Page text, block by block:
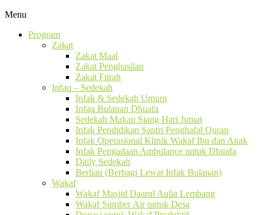
Menu
Program
Zakat
Zakat Maal
Zakat Penghasilan
Zakat Fitrah
Infaq – Sedekah
Infak & Sedekah Umum
Infaq Bulanan Dhuafa
Sedekah Makan Siang Hari Jumat
Infak Pendidikan Santri Penghafal Quran
Infak Operasional Klinik Wakaf Ibu dan Anak
Infak Pengadaan Ambulance untuk Dhuafa
Daily Sedekah
Berlian (Berbagi Lewat Infak Bulanan)
Wakaf
Wakaf Masjid Daarul Aulia Lembang
Wakaf Sumber Air untuk Desa